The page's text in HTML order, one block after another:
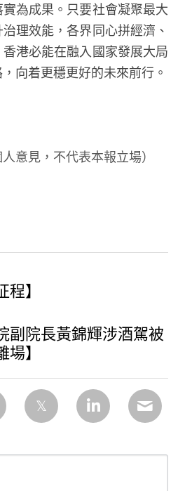
為成果。只要社會凝聚最大
理效能，各界同心拼經濟、
港必能在融入國家發展大局
向着更穩更好的未來前行。
意見，不代表本報立場）
程】
副院長黃錦輝涉酒駕被
】